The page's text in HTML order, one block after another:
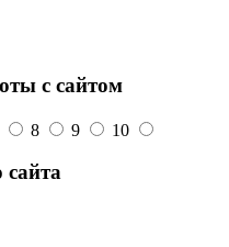
с сайтом
8 9 10